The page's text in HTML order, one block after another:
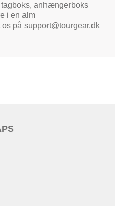
anhængerboks
i en alm
på support@tourgear.dk